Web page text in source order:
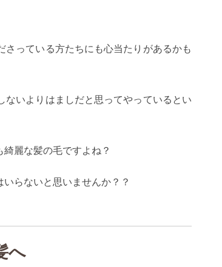
っている方たちにも心当たりがあるかも
いよりはましだと思ってやっているとい
麗な髪の毛ですよね？
らないと思いませんか？？
へ